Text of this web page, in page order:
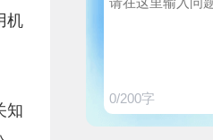
机
知
0/200字